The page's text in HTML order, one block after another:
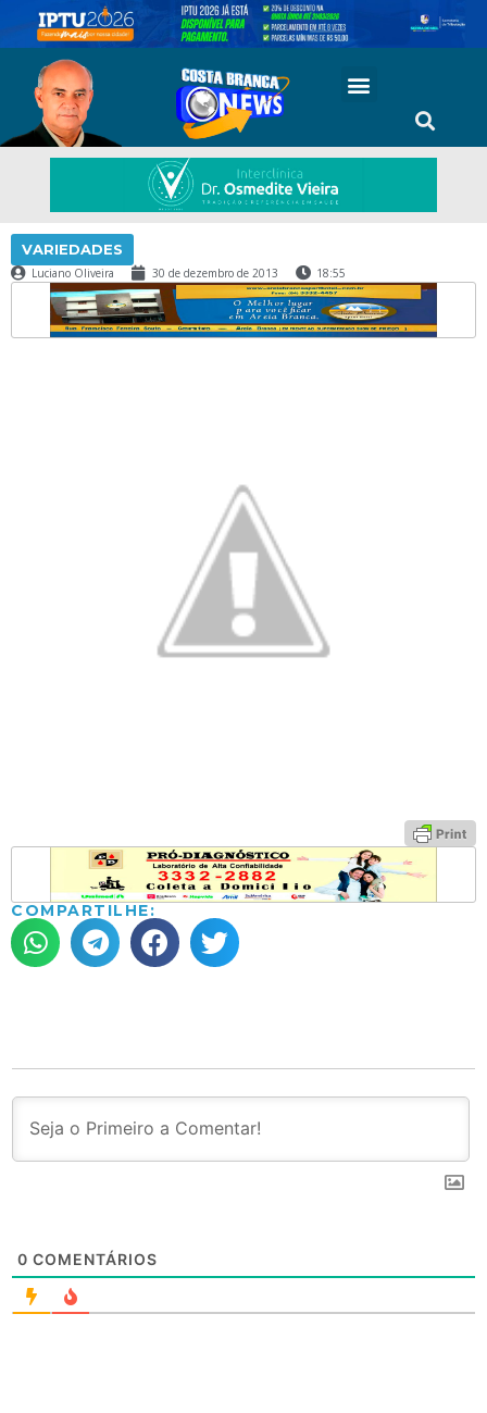
VARIEDADES
Luciano Oliveira 30 de dezembro de 2013 18:55
COMPARTILHE:
0 COMENTÁRIOS